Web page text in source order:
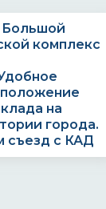
на
города.
съезд с КАД